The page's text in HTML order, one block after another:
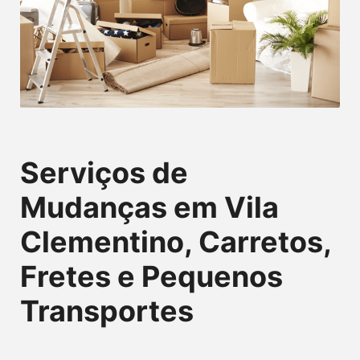
Serviços de
Mudanças em Vila
Clementino, Carretos,
Fretes e Pequenos
Transportes